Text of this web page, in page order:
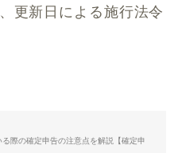
更新日による施行法令
際の確定申告の注意点を解説【確定申